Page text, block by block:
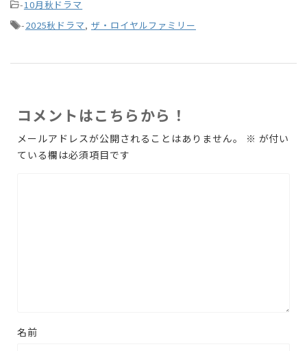
-10月秋ドラマ
-2025秋ドラマ, ザ・ロイヤルファミリー
コメントはこちらから！
メールアドレスが公開されることはありません。 ※ が付い
ている欄は必須項目です
名前